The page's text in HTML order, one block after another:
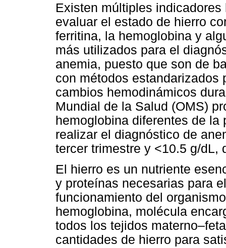
Existen múltiples
evaluar el estado de hierro
ferritina, la hemoglobina y
más utilizados para el
anemia, puesto que son de
con métodos estandarizados
cambios hemodinámicos
Mundial de la Salud (OMS)
hemoglobina diferentes de
realizar el diagnóstico de
tercer trimestre y <10.5 g/dL,
El hierro es un nutriente
y proteínas necesarias para
funcionamiento del
hemoglobina, molécula
todos los tejidos
cantidades de hierro para